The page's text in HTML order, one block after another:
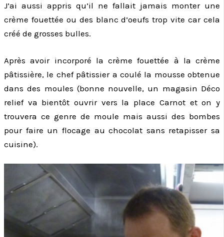
J’ai aussi appris qu’il ne fallait jamais monter une
crème fouettée ou des blanc d’oeufs trop vite car cela
créé de grosses bulles.
Après avoir incorporé la crème fouettée à la crème
pâtissière, le chef pâtissier a coulé la mousse obtenue
dans des moules (bonne nouvelle, un magasin Déco
relief va bientôt ouvrir vers la place Carnot et on y
trouvera ce genre de moule mais aussi des bombes
pour faire un flocage au chocolat sans retapisser sa
cuisine).